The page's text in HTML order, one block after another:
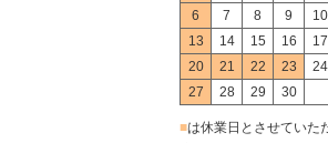
6
7 8 9 10
13
14 15 16 17
20
21 22 23 24
27
28 29 30
■は休業日とさせていた